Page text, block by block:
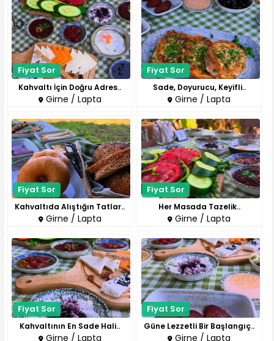
Fiyat Sor
Kahvaltı İçin Doğru Adres..
Girne / Lapta
Fiyat Sor
Sade, Doyurucu, Keyifli..
Girne / Lapta
Fiyat Sor
Kahvaltıda Alıştığın Tatlar..
Girne / Lapta
Fiyat Sor
Her Masada Tazelik..
Girne / Lapta
Fiyat Sor
Kahvaltının En Sade Hali..
Girne / Lapta
Fiyat Sor
Güne Lezzetli Bir Başlangıç..
Girne / Lapta